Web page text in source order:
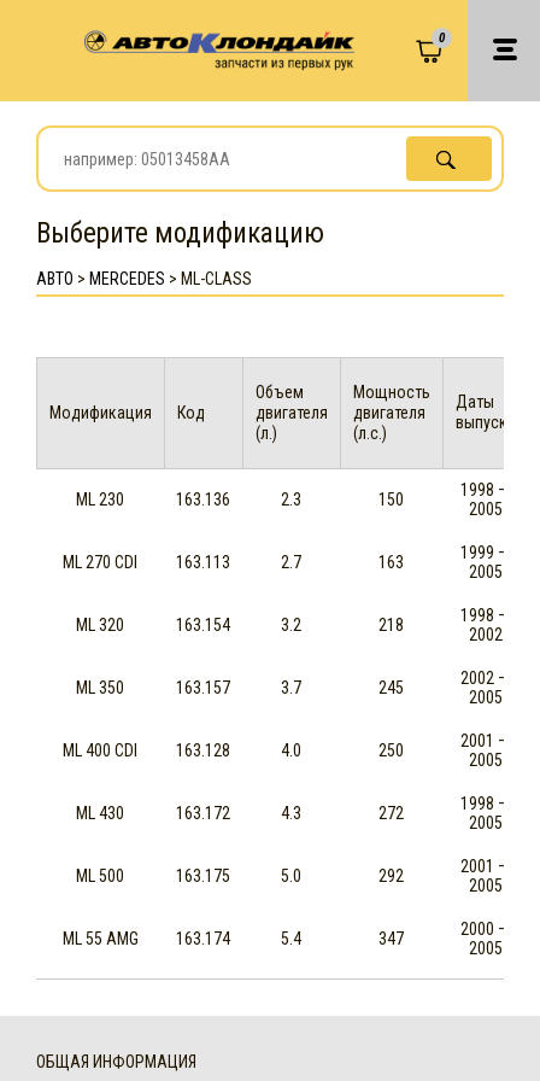
0
Выберите модификацию
АВТО > MERCEDES > ML-CLASS
Модификация Код
Объем
двигателя
(л.)
Мощность
двигателя
(л.с.)
Даты
выпуска
ML 230 163.136 2.3 150
1998 —
2005
ML 270 CDI 163.113 2.7 163
1999 —
2005
ML 320 163.154 3.2 218
1998 —
2002
ML 350 163.157 3.7 245
2002 —
2005
ML 400 CDI 163.128 4.0 250
2001 —
2005
ML 430 163.172 4.3 272
1998 —
2005
ML 500 163.175 5.0 292
2001 —
2005
ML 55 AMG 163.174 5.4 347
2000 —
2005
ОБЩАЯ ИНФОРМАЦИЯ